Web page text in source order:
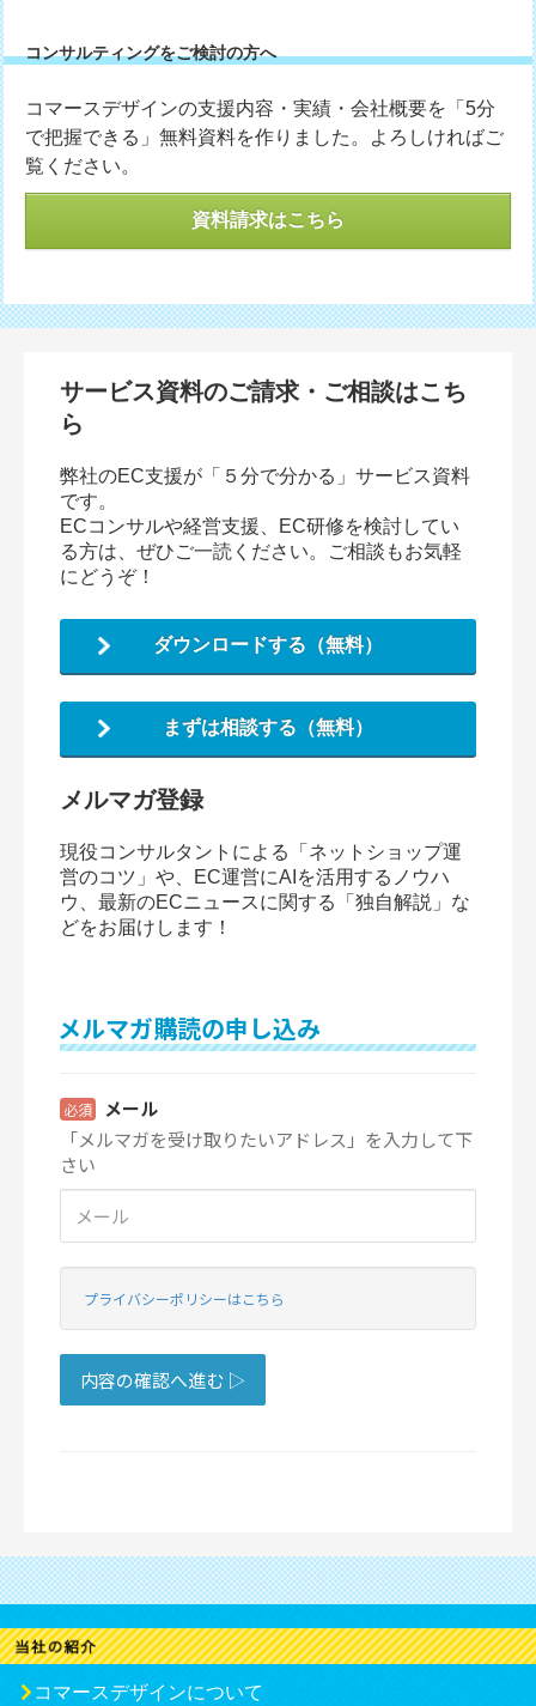
コンサルティングをご検討の方へ
コマースデザインの支援内容・実績・会社概要を「5分
で把握できる」無料資料を作りました。よろしければご
覧ください。
資料請求はこちら
サービス資料のご請求・ご相談はこち
ら
弊社のEC支援が「５分で分かる」サービス資料
です。
ECコンサルや経営支援、EC研修を検討してい
る方は、ぜひご一読ください。ご相談もお気軽
にどうぞ！
ダウンロードする（無料）
まずは相談する（無料）
メルマガ登録
現役コンサルタントによる「ネットショップ運
営のコツ」や、EC運営にAIを活用するノウハ
ウ、最新のECニュースに関する「独自解説」な
どをお届けします！
コマースデザインについて